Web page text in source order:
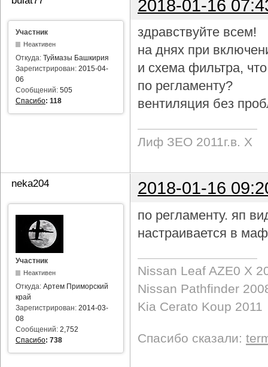
2018-01-16
Участник
Неактивен
Откуда: Туймазы Башкирия
Зарегистрирован: 2015-04-
06
Сообщений: 505
Спасибо: 118
здравствуйте всем!
на днях при
и схема фильтра,
по регламенту?
вентиляция без
Лиф ЗЕО 2011г.в. Х
neka204 2018-01-16
Участник
Неактивен
Откуда: Артем Приморский
край
Зарегистрирован: 2014-03-
08
Сообщений: 2,752
Спасибо: 738
по регламенту. яп
настраивается в
Nissan Leaf AZE0 X
Nissan Pathfinder
Kia Cerato Koup 2011
Спасибо сказали: